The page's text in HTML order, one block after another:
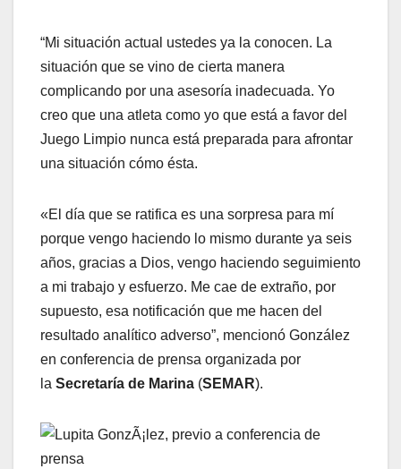
“Mi situación actual ustedes ya la conocen. La
situación que se vino de cierta manera
complicando por una asesoría inadecuada. Yo
creo que una atleta como yo que está a favor del
Juego Limpio nunca está preparada para afrontar
una situación cómo ésta.
«El día que se ratifica es una sorpresa para mí
porque vengo haciendo lo mismo durante ya seis
años, gracias a Dios, vengo haciendo seguimiento
a mi trabajo y esfuerzo. Me cae de extraño, por
supuesto, esa notificación que me hacen del
resultado analítico adverso”, mencionó González
en conferencia de prensa organizada por
la Secretaría de Marina (SEMAR).